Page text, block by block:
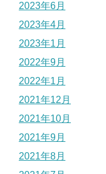
2023年6月
2023年4月
2023年1月
2022年9月
2022年1月
2021年12月
2021年10月
2021年9月
2021年8月